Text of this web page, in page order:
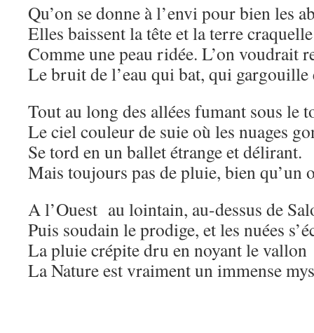
Qu’on se donne à l’envi pour bien les
Elles baissent la tête et la terre craquelle
Comme une peau ridée. L’on voudrait
Le bruit de l’eau qui bat, qui gargouille
Tout au long des allées fumant sous le
Le ciel couleur de suie où les nuages
Se tord en un ballet étrange et délirant.
Mais toujours pas de pluie, bien qu’un
A l’Ouest au lointain, au-dessus de
Puis soudain le prodige, et les nuées
La pluie crépite dru en noyant le
La Nature est vraiment un immense